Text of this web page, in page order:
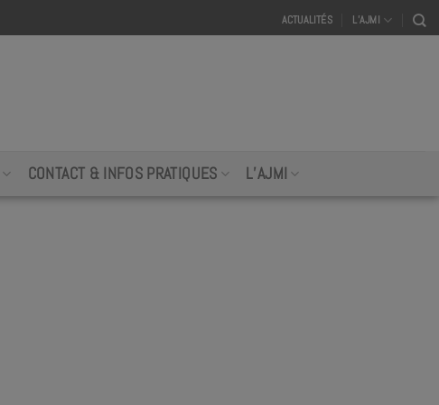
ACTUALITÉS L’AJMI
CONTACT & INFOS PRATIQUES L’AJMI